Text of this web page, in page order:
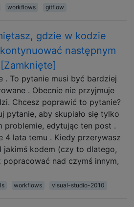
workflows gitflow
gdzie w kodzie
następnym
. To pytanie musi być bardziej
. Obecnie nie przyjmuje
Chcesz poprawić to pytanie?
pytanie, aby skupiało się tylko
problemie, edytując ten post .
4 lata temu . Kiedy przerywasz
jakimś kodem (czy to dlatego,
popracować nad czymś innym,
workflows visual-studio-2010